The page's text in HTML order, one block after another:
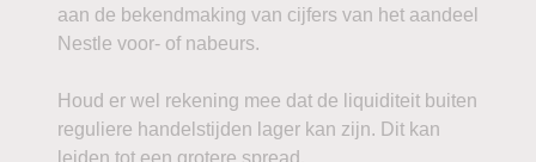
aan de bekendmaking van cijfers van het aandeel
Nestle voor- of nabeurs.
Houd er wel rekening mee dat de liquiditeit buiten
reguliere handelstijden lager kan zijn. Dit kan
leiden tot een grotere spread.